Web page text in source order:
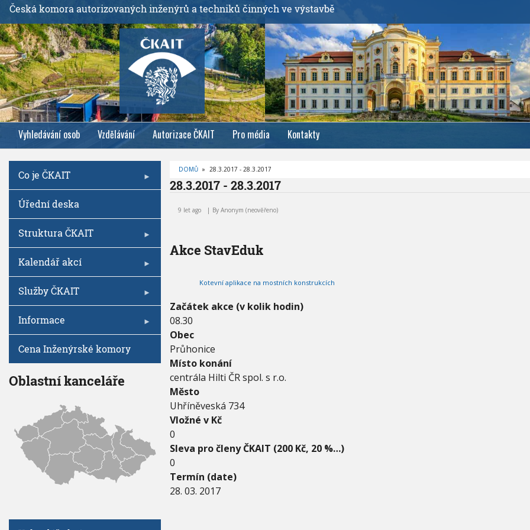
ř
e
j
í
t
k
h
l
v
Česká komora autorizovaných inženýrů a techniků činných ve výstavbě
Vyhledávání osob Vzdělávání Autorizace ČKAIT Pro média Kontakty
D
R
E
Á
N
DOMŮ » 28.3.2017 - 28.3.2017
28.3.2017 - 28.3.2017
2
2
8
.
3
.
2
0
1
7
9 let ago By Anonym (neověřeno)
Akce StavEduk
Kotevní aplikace na mostních konstrukcích
Začátek akce (v kolik hodin)
08.30
Obec
Průhonice
Místo konání
centrála Hilti ČR spol. s r.o.
Město
Uhříněveská 734
Vložné v Kč
0
Sleva pro členy ČKAIT (200 Kč, 20 %…)
0
Termín (date)
28. 03. 2017
Co je ČKAIT
Úřední deska
Struktura ČKAIT
Kalendář akcí
Služby ČKAIT
Informace
Cena Inženýrské komory
Oblastní kanceláře